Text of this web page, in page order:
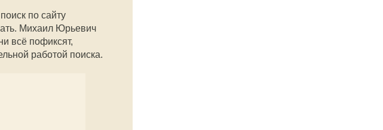
по сайту
Михаил Юрьевич
всё пофиксят,
работой поиска.